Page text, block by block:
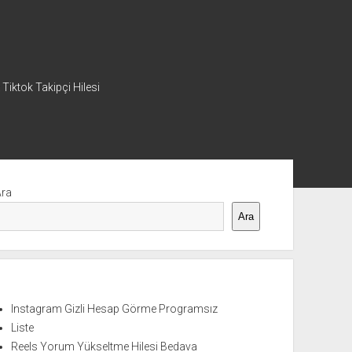
Takipçi Hilesi
Ara
Instagram Gizli Hesap Görme Programsız
Liste
Reels Yorum Yükseltme Hilesi Bedava